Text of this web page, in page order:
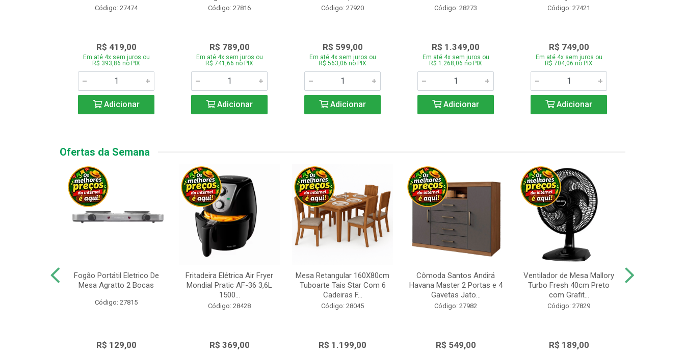
Código: 27474
R$ 419,00
Em até 4x sem juros ou
R$ 393,86 no PIX
Adicionar
Código: 27816
R$ 789,00
Em até 4x sem juros ou
R$ 741,66 no PIX
Adicionar
Código: 27920
R$ 599,00
Em até 4x sem juros ou
R$ 563,06 no PIX
Adicionar
Código: 28273
R$ 1.349,00
Em até 4x sem juros ou
R$ 1.268,06 no PIX
Adicionar
Código: 27421
R$ 749,00
Em até 4x sem juros ou
R$ 704,06 no PIX
Adicionar
Ofertas da Semana
Fogão Portátil Eletrico De
Mesa Agratto 2 Bocas
Código: 27815
R$ 129,00
Fritadeira Elétrica Air Fryer
Mondial Pratic AF-36 3,6L
1500...
Código: 28428
R$ 369,00
Mesa Retangular 160X80cm
Tuboarte Tais Star Com 6
Cadeiras F...
Código: 28045
R$ 1.199,00
Cômoda Santos Andirá
Havana Master 2 Portas e 4
Gavetas Jato...
Código: 27982
R$ 549,00
Ventilador de Mesa Mallory
Turbo Fresh 40cm Preto
com Grafit...
Código: 27829
R$ 189,00